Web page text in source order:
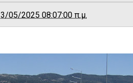
3/05/2025 08:07:00 π.μ.